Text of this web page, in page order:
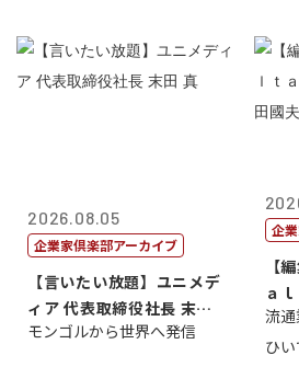
2026.08.05
企業家倶楽部アーカイブ
【言いたい放題】ユニメデ
ィア 代表取締役社長 末田
真
モンゴルから世界へ発信
企
【
ａ
長
流
ひ